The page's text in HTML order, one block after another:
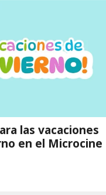
las vacaciones
en el Microcine